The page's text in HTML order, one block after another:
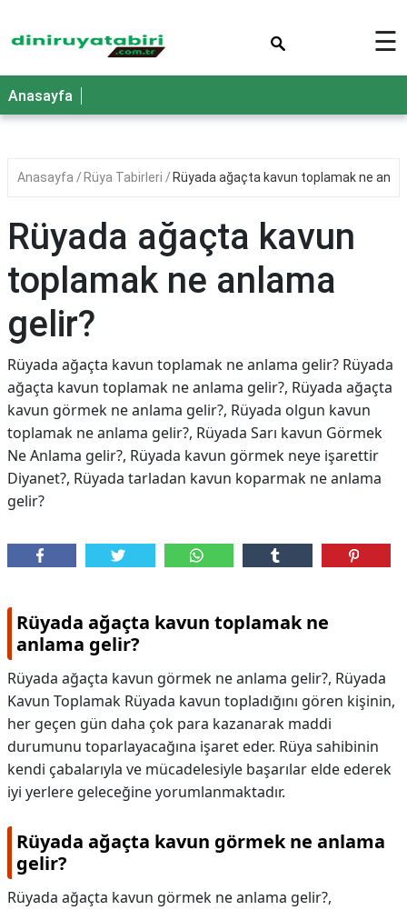
☰
Anasayfa
Anasayfa Rüya Tabirleri Rüyada ağaçta kavun toplamak ne
Rüyada ağaçta kavun
toplamak ne anlama
gelir?
Rüyada ağaçta kavun toplamak ne anlama gelir? Rüyada
ağaçta kavun toplamak ne anlama gelir?, Rüyada ağaçta
kavun görmek ne anlama gelir?, Rüyada olgun kavun
toplamak ne anlama gelir?, Rüyada Sarı kavun Görmek
Ne Anlama gelir?, Rüyada kavun görmek neye işarettir
Diyanet?, Rüyada tarladan kavun koparmak ne anlama
gelir?
Rüyada ağaçta kavun toplamak ne
anlama gelir?
Rüyada ağaçta kavun görmek ne anlama gelir?, Rüyada
Kavun Toplamak Rüyada kavun topladığını gören kişinin,
her geçen gün daha çok para kazanarak maddi
durumunu toparlayacağına işaret eder. Rüya sahibinin
kendi çabalarıyla ve mücadelesiyle başarılar elde ederek
iyi yerlere geleceğine yorumlanmaktadır.
Rüyada ağaçta kavun görmek ne anlama
gelir?
Rüyada ağaçta kavun görmek ne anlama gelir?,